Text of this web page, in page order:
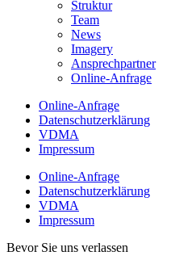
Struktur
Team
News
Imagery
Ansprechpartner
Online-Anfrage
Online-Anfrage
Datenschutzerklärung
VDMA
Impressum
Online-Anfrage
Datenschutzerklärung
VDMA
Impressum
Bevor Sie uns verlassen